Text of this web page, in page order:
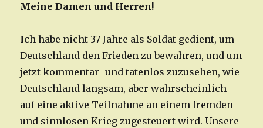
Meine Damen und Herren!
Ich habe nicht 37 Jahre als Soldat gedient, um
Deutschland den Frieden zu bewahren, und um
jetzt kommentar- und tatenlos zuzusehen, wie
Deutschland langsam, aber wahrscheinlich
auf eine aktive Teilnahme an einem fremden
und sinnlosen Krieg zugesteuert wird. Unsere